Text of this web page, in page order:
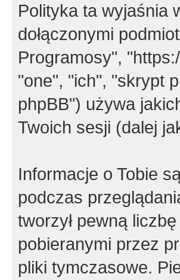
Polityka ta wyjaśnia
dołączonymi
Programosy",
"one", "ich", "skrypt
phpBB") używa
Twoich sesji (dalej
Informacje o Tobie
podczas
tworzył pewną
pobieranymi przez
pliki tymczasowe.